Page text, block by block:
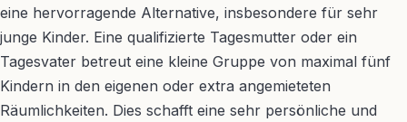
eine hervorragende Alternative, insbesondere für sehr
junge Kinder. Eine qualifizierte Tagesmutter oder ein
Tagesvater betreut eine kleine Gruppe von maximal fünf
Kindern in den eigenen oder extra angemieteten
Räumlichkeiten. Dies schafft eine sehr persönliche und